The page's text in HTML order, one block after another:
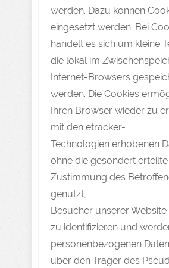
werden. Dazu können
eingesetzt werden. Bei
handelt es sich um kleine
die lokal im
Internet-Browsers
werden. Die Cookies
Ihren Browser wieder zu
mit den etracker-
Technologien erhobenen
ohne die gesondert erteilte
Zustimmung des
genutzt,
Besucher unserer
zu identifizieren und
personenbezogenen Daten
über den Träger des